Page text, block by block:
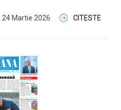
24 Martie 2026 CITESTE